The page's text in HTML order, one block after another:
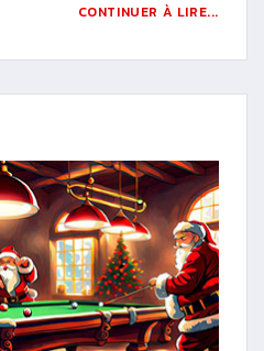
CONTINUER À LIRE...